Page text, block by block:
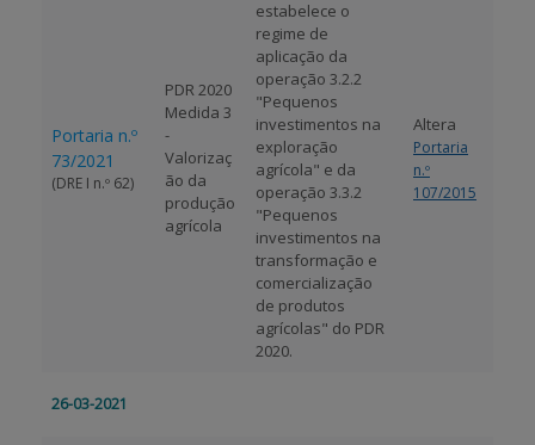
Portaria n.º
73/2021
(DRE I n.º 62)
PDR 2020
Medida 3
-
Valorizaç
ão da
produção
agrícola
estabelece o
regime de
aplicação da
operação 3.2.2
"Pequenos
investimentos na
exploração
agrícola" e da
operação 3.3.2
"Pequenos
investimentos na
transformação e
comercialização
de produtos
agrícolas" do PDR
2020.
Altera
Portaria
n.º
107/2015
26-03-2021